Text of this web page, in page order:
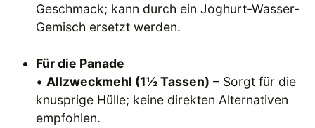
Geschmack; kann durch ein Joghurt-Wasser-
Gemisch ersetzt werden.
Für die Panade
• Allzweckmehl (1½ Tassen) – Sorgt für die
knusprige Hülle; keine direkten Alternativen
empfohlen.